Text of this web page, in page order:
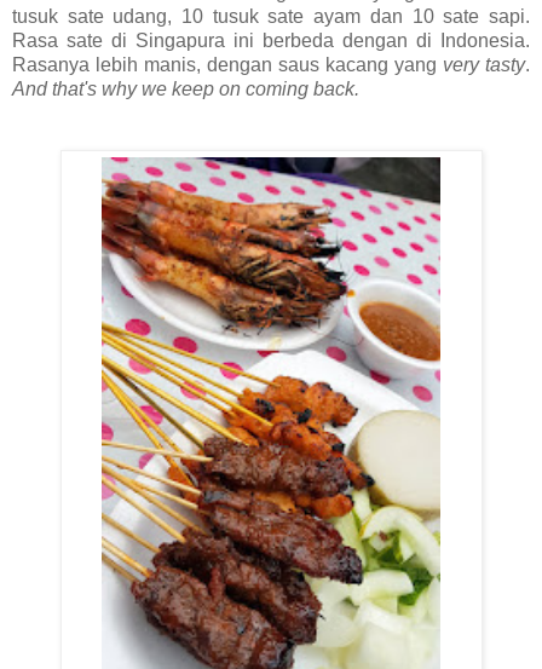
tusuk sate udang, 10 tusuk sate ayam dan 10 sate sapi.
Rasa sate di Singapura ini berbeda dengan di Indonesia.
Rasanya lebih manis, dengan saus kacang yang very tasty.
And that's why we keep on coming back.